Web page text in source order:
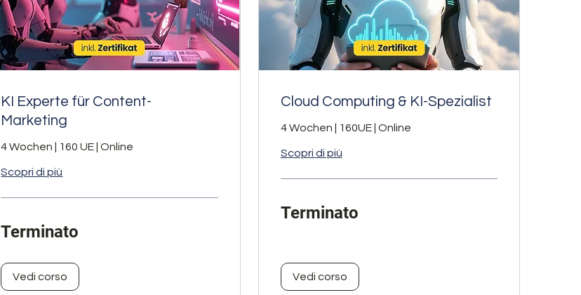
KI Experte für Content-
Marketing
4 Wochen | 160 UE | Online
Scopri di più
Terminato
Vedi corso
Cloud Computing & KI-Spezialist
4 Wochen | 160UE | Online
Scopri di più
Terminato
Vedi corso